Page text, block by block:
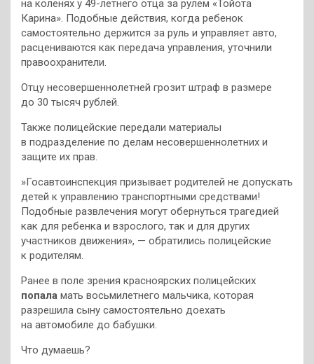
на коленях у 49-летнего отца за рулем «Тойота
Карина». Подобные действия, когда ребенок
самостоятельно держится за руль и управляет авто,
расцениваются как передача управления, уточнили
правоохранители.
Отцу несовершеннолетней грозит штраф в размере
до 30 тысяч рублей.
Также полицейские передали материалы
в подразделение по делам несовершеннолетних и
защите их прав.
»Госавтоинспекция призывает родителей не допускать
детей к управлению транспортными средствами!
Подобные развлечения могут обернуться трагедией
как для ребенка и взрослого, так и для других
участников движения», — обратились полицейские
к родителям.
Ранее в поле зрения красноярских полицейских
попала мать восьмилетнего мальчика, которая
разрешила сыну самостоятельно доехать
на автомобиле до бабушки.
Что думаешь?